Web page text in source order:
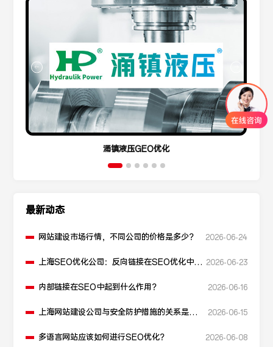
涌镇液压GEO优化
最新动态
网站建设市场行情，不同公司的价格是多少？ 2026-06-24
上海SEO优化公司：反向链接在SEO优化中起 2026-06-23
内部链接在SEO中起到什么作用？ 2026-06-16
上海网站建设公司与安全防护措施的关系是什
2026-06-15
多语言网站应该如何进行SEO优化？ 2026-06-08